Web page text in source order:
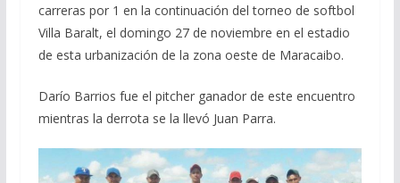
carreras por 1 en la continuación del torneo de softbol
Villa Baralt, el domingo 27 de noviembre en el estadio
de esta urbanización de la zona oeste de Maracaibo.
Darío Barrios fue el pitcher ganador de este encuentro
mientras la derrota se la llevó Juan Parra.